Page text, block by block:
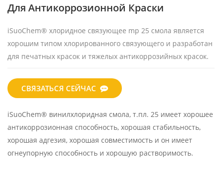
Для Антикоррозионной Краски
iSuoChem® хлоридное связующее mp 25 смола является
хорошим типом хлорированного связующего и разработан
для печатных красок и тяжелых антикоррозийных красок.
СВЯЗАТЬСЯ СЕЙЧАС
iSuoChem® винилхлоридная смола, т.пл. 25 имеет хорошее
антикоррозионная способность, хорошая стабильность,
хорошая адгезия, хорошая совместимость и он имеет
огнеупорную способность и хорошую растворимость.